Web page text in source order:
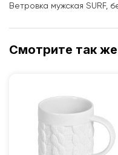
Ветровка мужская SURF,
Смотрите так же